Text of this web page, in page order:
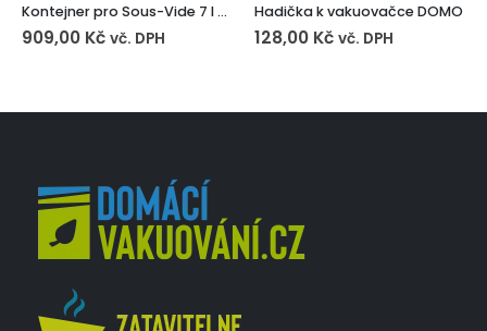
Kontejner pro Sous-Vide 7 l + víko
909,00 Kč vč. DPH
Hadička k vakuovačce DOMO
128,00 Kč vč. DPH